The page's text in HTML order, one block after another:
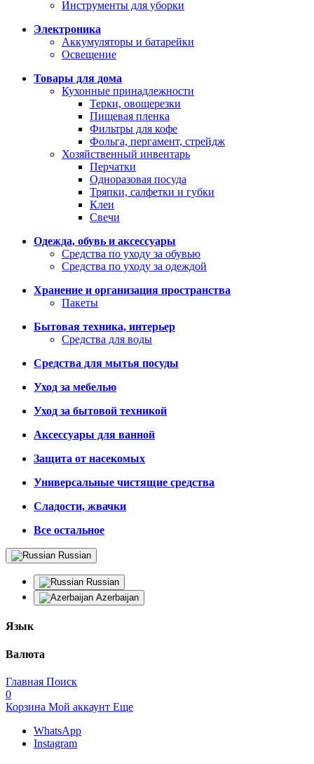
Инструменты для уборки
Электроника
Аккумуляторы и батарейки
Освещение
Товары для дома
Кухонные принадлежности
Терки, овощерезки
Пищевая пленка
Фильтры для кофе
Фольга, пергамент, стрейдж
Хозяйственный инвентарь
Перчатки
Одноразовая посуда
Тряпки, салфетки и губки
Клеи
Свечи
Одежда, обувь и аксессуары
Средства по уходу за обувью
Средства по уходу за одеждой
Хранение и организация пространства
Пакеты
Бытовая техника, интерьер
Средства для воды
Средства для мытья посуды
Уход за мебелью
Уход за бытовой техникой
Аксессуары для ванной
Защита от насекомых
Универсальные чистящие средства
Сладости, жвачки
Все остальное
Russian
Russian
Azerbaijan
Язык
Валюта
Главная Поиск
0
Корзина Мой аккаунт Еще
WhatsApp
Instagram